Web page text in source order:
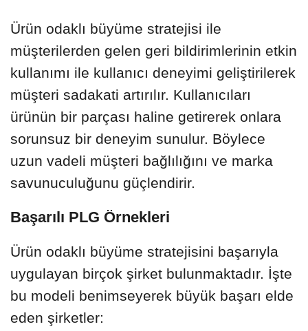
Ürün odaklı büyüme stratejisi ile
müşterilerden gelen geri bildirimlerinin etkin
kullanımı ile kullanıcı deneyimi geliştirilerek
müşteri sadakati artırılır. Kullanıcıları
ürünün bir parçası haline getirerek onlara
sorunsuz bir deneyim sunulur. Böylece
uzun vadeli müşteri bağlılığını ve marka
savunuculuğunu güçlendirir.
Başarılı PLG Örnekleri
Ürün odaklı büyüme stratejisini başarıyla
uygulayan birçok şirket bulunmaktadır. İşte
bu modeli benimseyerek büyük başarı elde
eden şirketler: